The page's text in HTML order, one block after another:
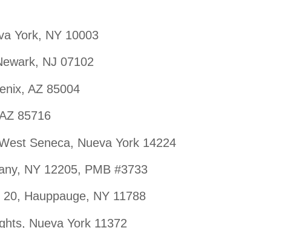
York, NY 10003
NJ 07102
AZ 85004
85716
Seneca, Nueva York 14224
NY 12205, PMB #3733
Hauppauge, NY 11788
Nueva York 11372